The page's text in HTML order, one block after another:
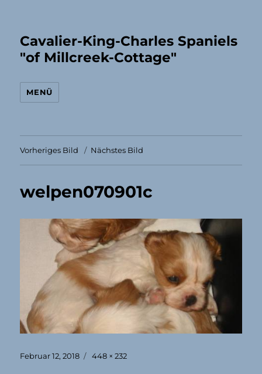
Cavalier-King-Charles Spaniels
"of Millcreek-Cottage"
MENÜ
Vorheriges Bild Nächstes Bild
welpen070901c
Veröffentlicht
Februar 12, 2018 Originalgröße
448 × 232